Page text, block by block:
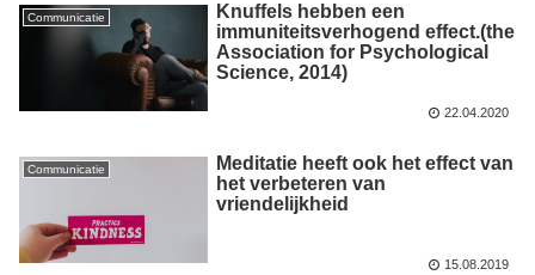
Communicatie
Knuffels hebben een
immuniteitsverhogend effect.(the
Association for Psychological
Science, 2014)
22.04.2020
Communicatie
Meditatie heeft ook het effect van
het verbeteren van
vriendelijkheid
15.08.2019